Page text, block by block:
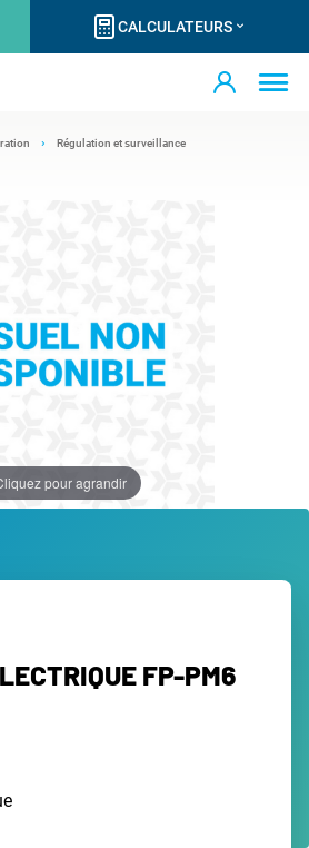
CALCULATEURS
Régulation et surveillance
pour agrandir
FP-PM6